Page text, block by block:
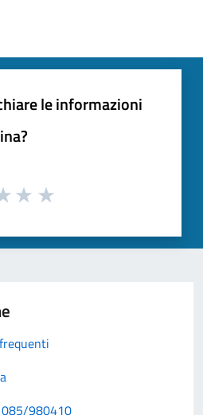
le informazioni
085/980410